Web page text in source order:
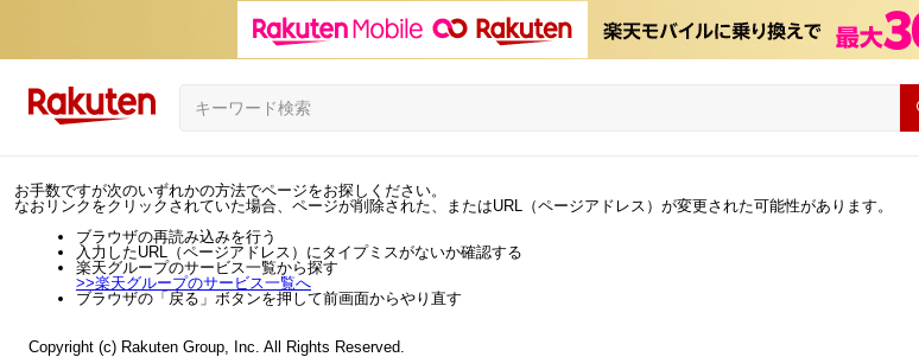
お手数ですが次のいずれかの方法でページをお探しください。
なおリンクをクリックされていた場合、ページが削除された、またはURL（ページアドレス）が変更された可能性があります。
ブラウザの再読み込みを行う
入力したURL（ページアドレス）にタイプミスがないか確認する
楽天グループのサービス一覧から探す
>>楽天グループのサービス一覧へ
ブラウザの「戻る」ボタンを押して前画面からやり直す
Copyright (c) Rakuten Group, Inc. All Rights Reserved.